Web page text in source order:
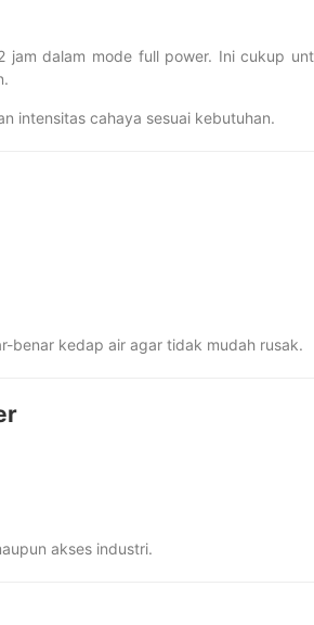
jam dalam mode full power. Ini cukup
intensitas cahaya sesuai kebutuhan.
benar kedap air agar tidak mudah rusak.
akses industri.